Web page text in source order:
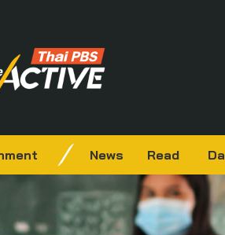
News Read